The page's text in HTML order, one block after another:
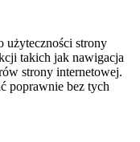
użyteczności strony
takich jak nawigacja
strony internetowej.
poprawnie bez tych